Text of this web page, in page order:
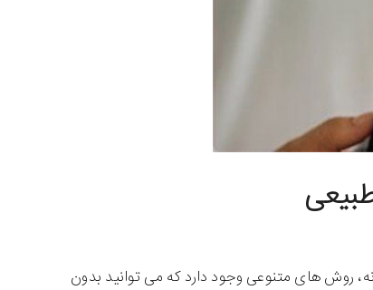
روش های متنوعی وجود دارد که می توانید بدون